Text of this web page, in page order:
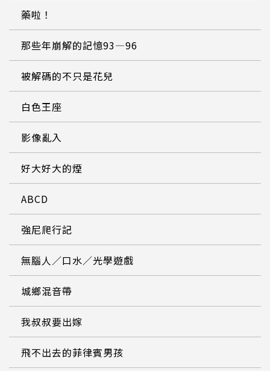
藥啦！
那些年崩解的記憶93—96
被解碼的不只是花兒
白色王座
影像亂入
好大好大的煙
ABCD
強尼爬行記
無腦人／口水／光學遊戲
城鄉混音帶
我叔叔要出嫁
飛不出去的菲律賓男孩